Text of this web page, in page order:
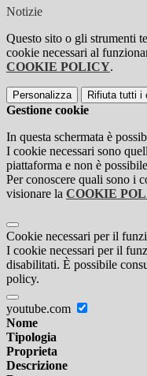
Notizie
Questo sito o gli strumenti
cookie necessari al
COOKIE POLICY.
Personalizza Rifiuta tutti i
Gestione cookie
In questa schermata è
I cookie necessari sono
piattaforma e non è
Per conoscere quali sono i
visionare la COOKIE
Cookie necessari per il
I cookie necessari per il
disabilitati. È possibile
policy.
youtube.com
Nome
Tipologia
Proprieta
Descrizione